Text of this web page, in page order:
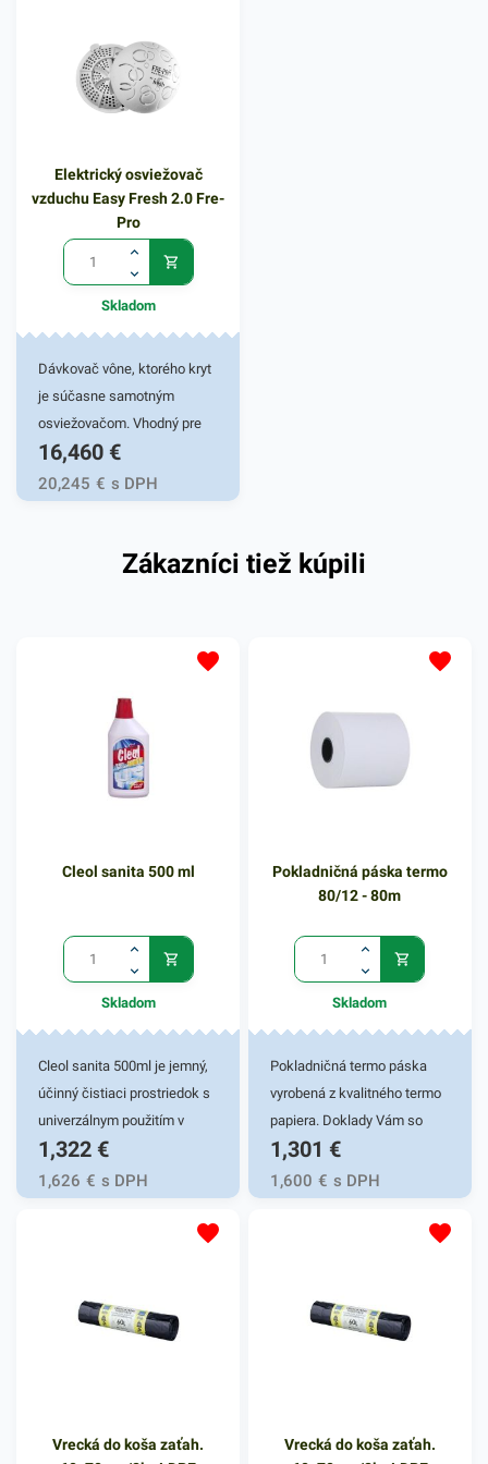
Elektrický osviežovač
vzduchu Easy Fresh 2.0 Fre-
Pro
Skladom
Dávkovač vône, ktorého kryt
je súčasne samotným
osviežovačom. Vhodný pre
všetky typy
interiéru.Konštantné
množstvo vône po dobu 30
vonného krytu. Ak je kryt
pauzami, v 2. - 3. týždni sa
pauzy skracujú, v 4. týždni
prevádzka nonstop.
16,460 €
20,245 € s DPH
Zákazníci tiež kúpili
Cleol sanita 500 ml
Skladom
Cleol sanita 500ml je jemný,
účinný čistiaci prostriedok s
univerzálnym použitím v
oblasti sanity. Prostriedok je
bezpečný pre rôzne
sanitárne povrchy. Stačí ho
následne opláchnuť vodou.
Cleol sanita účinne
škvrny i mastnotu.
1,322 €
1,626 € s DPH
Pokladničná páska termo
80/12 - 80m
Skladom
Pokladničná termo páska
vyrobená z kvalitného termo
papiera. Doklady Vám so
správnym skladovaním
zaručia čitateľnosť 5 rokov.
Vhodné do registračných
prístrojov, cestovných lístkov
a pod. Rozmer 80/80/12 mm
1,301 €
1,600 € s DPH
Vrecká do koša zaťah.
Vrecká do koša zaťah.